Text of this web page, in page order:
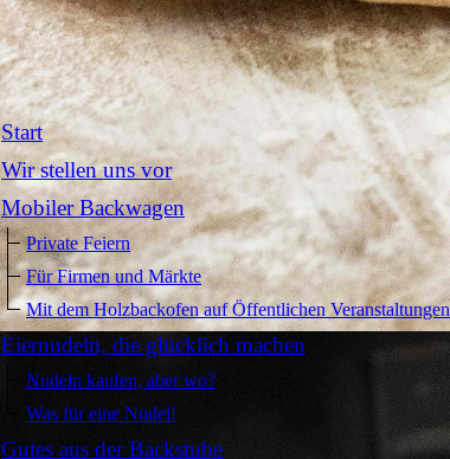
Start
Wir stellen uns vor
Mobiler Backwagen
Private Feiern
Für Firmen und Märkte
Mit dem Holzbackofen auf Öffentlichen Veranstaltungen
Eiernudeln, die glücklich machen
Nudeln kaufen, aber wo?
Was für eine Nudel!
Gutes aus der Backstube